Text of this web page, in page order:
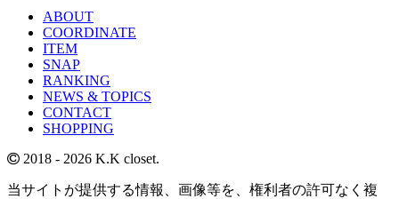
ABOUT
COORDINATE
ITEM
SNAP
RANKING
NEWS & TOPICS
CONTACT
SHOPPING
2018 - 2026 K.K closet.
当サイトが提供する情報、画像等を、権利者の許可なく複